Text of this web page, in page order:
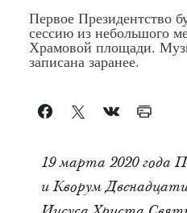
Первое Президентство
сессию из небольшого
Храмовой площади.
записана заранее.
19 марта 2020 года
и Кворум